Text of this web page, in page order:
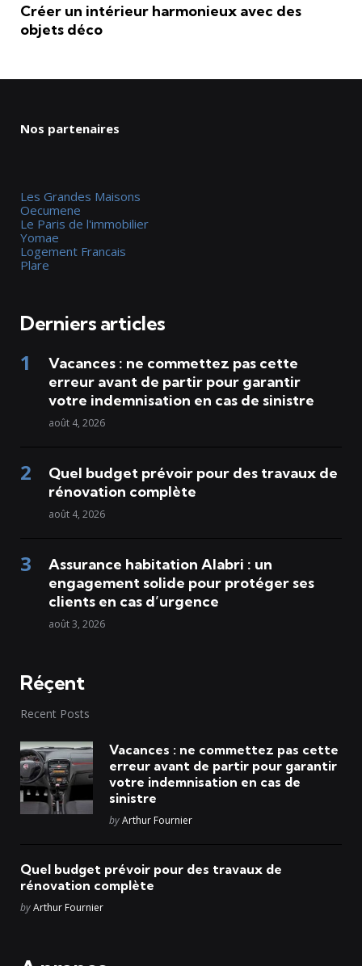
Créer un intérieur harmonieux avec des
objets déco
Nos partenaires
Les Grandes Maisons
Oecumene
Le Paris de l'immobilier
Yomae
Logement Francais
Plare
Derniers articles
Vacances : ne commettez pas cette
erreur avant de partir pour garantir
votre indemnisation en cas de sinistre
août 4, 2026
Quel budget prévoir pour des travaux de
rénovation complète
août 4, 2026
Assurance habitation Alabri : un
engagement solide pour protéger ses
clients en cas d’urgence
août 3, 2026
Réçent
Recent Posts
Vacances : ne commettez pas cette
erreur avant de partir pour garantir
votre indemnisation en cas de
sinistre
Posted
byArthur Fournier
Quel budget prévoir pour des travaux de
rénovation complète
Posted
byArthur Fournier